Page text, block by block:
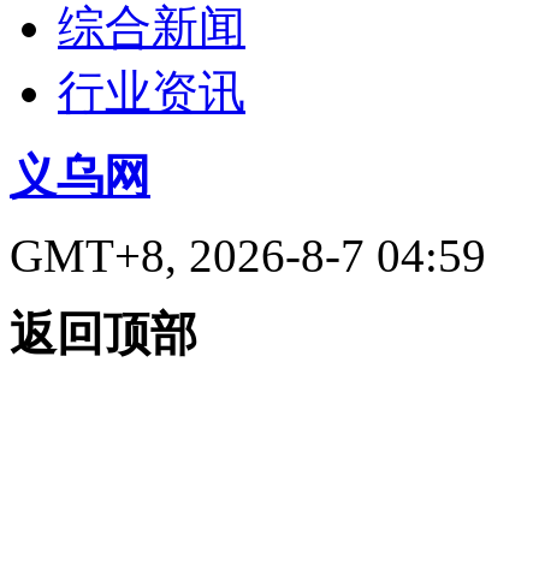
综合新闻
行业资讯
义乌网
GMT+8, 2026-8-7 04:59
返回顶部